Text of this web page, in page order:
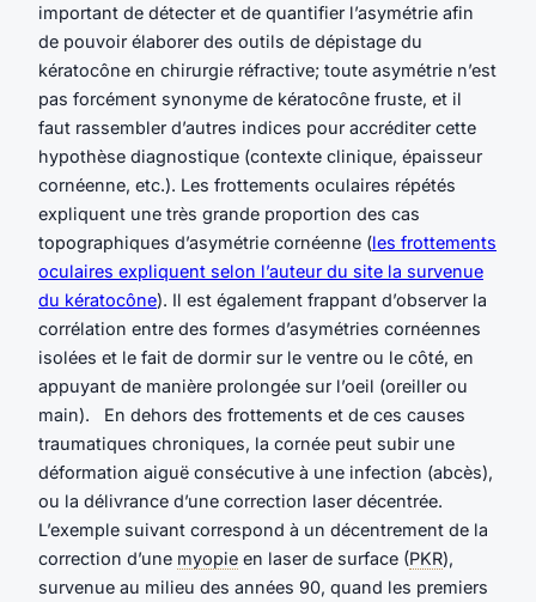
important de détecter et de quantifier l’asymétrie afin
de pouvoir élaborer des outils de dépistage du
kératocône en chirurgie réfractive; toute asymétrie n’est
pas forcément synonyme de kératocône fruste, et il
faut rassembler d’autres indices pour accréditer cette
hypothèse diagnostique (contexte clinique, épaisseur
cornéenne, etc.). Les frottements oculaires répétés
expliquent une très grande proportion des cas
topographiques d’asymétrie cornéenne (les frottements
oculaires expliquent selon l’auteur du site la survenue
du kératocône). Il est également frappant d’observer la
corrélation entre des formes d’asymétries cornéennes
isolées et le fait de dormir sur le ventre ou le côté, en
appuyant de manière prolongée sur l’oeil (oreiller ou
main). En dehors des frottements et de ces causes
traumatiques chroniques, la cornée peut subir une
déformation aiguë consécutive à une infection (abcès),
ou la délivrance d’une correction laser décentrée.
L’exemple suivant correspond à un décentrement de la
correction d’une myopie en laser de surface (PKR),
survenue au milieu des années 90, quand les premiers